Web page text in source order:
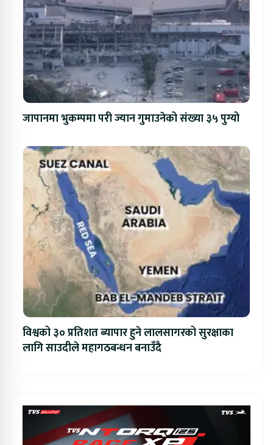
जापानमा भुकम्पमा परी ज्यान गुमाउनेको संख्या ३५ पुग्यो
विश्वको ३० प्रतिशत ब्यापार हुने लालसागरको सुरक्षाका
लागि साउदीले महागठबन्धन बनाउँदै